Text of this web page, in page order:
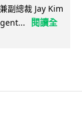
副總裁 Jay Kim
閱讀全